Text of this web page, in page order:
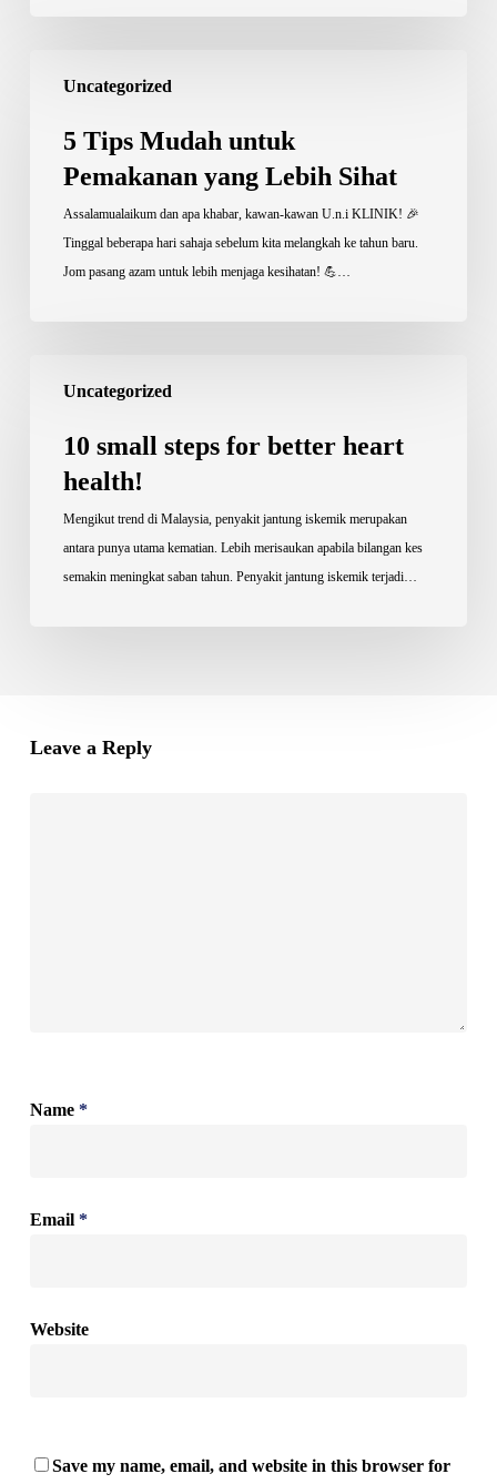
Uncategorized
untuk
Pemakanan
Lebih
5 Tips Mudah untuk
Pemakanan yang Lebih Sihat
Assalamualaikum dan apa khabar, kawan-kawan U.n.i KLINIK! 🎉
Tinggal beberapa hari sahaja sebelum kita melangkah ke tahun baru.
Jom pasang azam untuk lebih menjaga kesihatan! 💪…
Uncategorized
small
10 small steps for better heart
health!
Mengikut trend di Malaysia, penyakit jantung iskemik merupakan
antara punya utama kematian. Lebih merisaukan apabila bilangan kes
semakin meningkat saban tahun. Penyakit jantung iskemik terjadi…
Leave a Reply
Name *
Email *
Website
Save my name, email, and website in this browser for